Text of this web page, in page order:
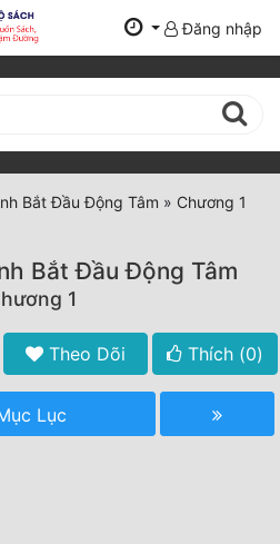
Đăng nhập
Bắt Đầu Động Tâm » Chương 1
Bắt Đầu Động Tâm
1
Theo Dõi Thích (0)
Lục